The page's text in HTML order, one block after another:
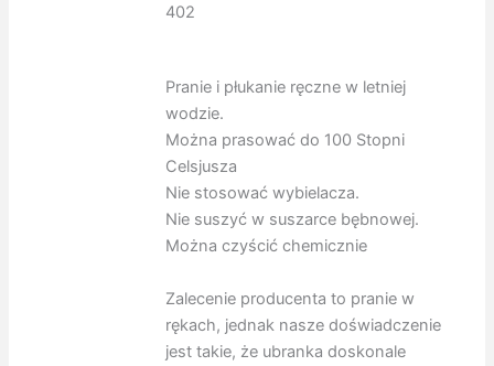
402
Pranie i płukanie ręczne w letniej
wodzie.
Można prasować do 100 Stopni
Celsjusza
Nie stosować wybielacza.
Nie suszyć w suszarce bębnowej.
Można czyścić chemicznie
Zalecenie producenta to pranie w
rękach, jednak nasze doświadczenie
jest takie, że ubranka doskonale